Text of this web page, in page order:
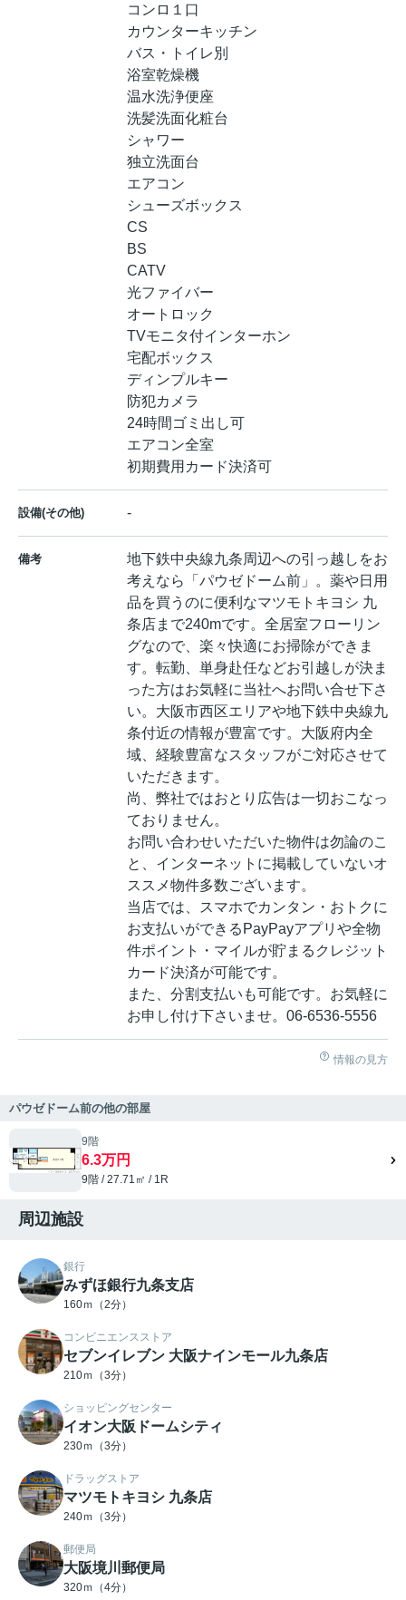
コンロ１口
カウンターキッチン
バス・トイレ別
浴室乾燥機
温水洗浄便座
洗髪洗面化粧台
シャワー
独立洗面台
エアコン
シューズボックス
CS
BS
CATV
光ファイバー
オートロック
TVモニタ付インターホン
宅配ボックス
ディンプルキー
防犯カメラ
24時間ゴミ出し可
エアコン全室
初期費用カード決済可
設備(その他) -
備考
地下鉄中央線九条周辺への引っ越しをお
考えなら「パウゼドーム前」。薬や日用
品を買うのに便利なマツモトキヨシ 九
条店まで240mです。全居室フローリン
グなので、楽々快適にお掃除ができま
す。転勤、単身赴任などお引越しが決ま
った方はお気軽に当社へお問い合せ下さ
い。大阪市西区エリアや地下鉄中央線九
条付近の情報が豊富です。大阪府内全
域、経験豊富なスタッフがご対応させて
いただきます。
尚、弊社ではおとり広告は一切おこなっ
ておりません。
お問い合わせいただいた物件は勿論のこ
と、インターネットに掲載していないオ
ススメ物件多数ございます。
当店では、スマホでカンタン・おトクに
お支払いができるPayPayアプリや全物
件ポイント・マイルが貯まるクレジット
カード決済が可能です。
また、分割支払いも可能です。お気軽に
お申し付け下さいませ。06-6536-5556
情報の見方
パウゼドーム前の他の部屋
9階
6.3万円
9階 / 27.71㎡ / 1R
周辺施設
銀行
みずほ銀行九条支店
160ｍ（2分）
コンビニエンスストア
セブンイレブン 大阪ナインモール九条店
210ｍ（3分）
ショッピングセンター
イオン大阪ドームシティ
230ｍ（3分）
ドラッグストア
マツモトキヨシ 九条店
240ｍ（3分）
郵便局
大阪境川郵便局
320ｍ（4分）